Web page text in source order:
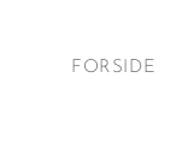
FORSIDE